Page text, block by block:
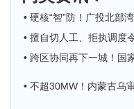
• 硬核“智”防！广投北部
• 擅自切人工、拒执调度
• 跨区协同再下一城！国
• 不超30MW！内蒙古乌